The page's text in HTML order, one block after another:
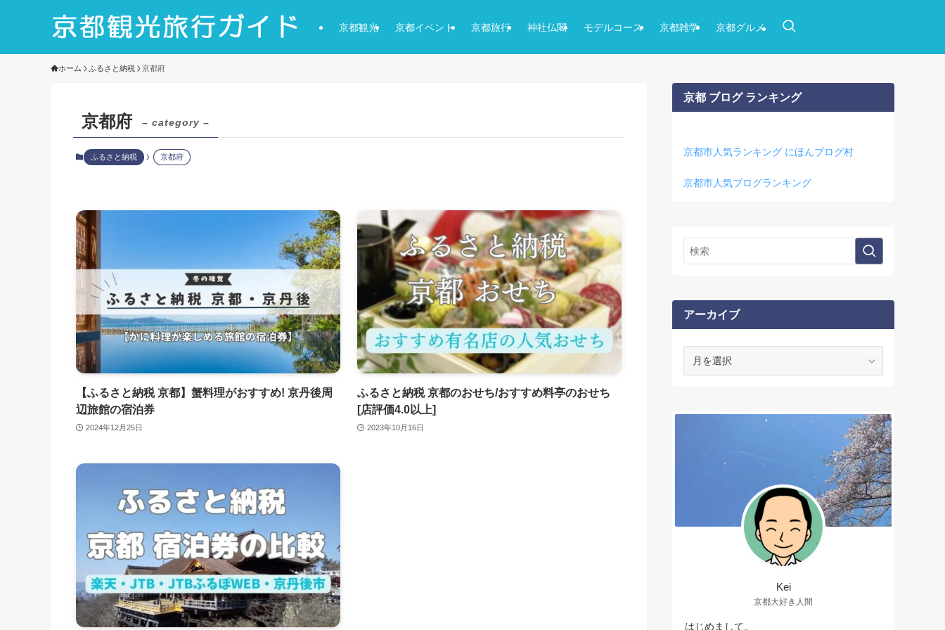
京都観光 京都イベント 京都旅行 神社仏閣 モデルコース 京都雑学 京都グルメ
ホーム ふるさと納税 京都府
京都府 – category –
ふるさと納税 京都府
【ふるさと納税 京都】蟹料理がおすすめ! 京丹後周
辺旅館の宿泊券
2024年12月25日
ふるさと納税 京都のおせち/おすすめ料亭のおせち
[店評価4.0以上]
2023年10月16日
京都 ブログ ランキング
京都市人気ランキング にほんブログ村
京都市人気ブログランキング
アーカイブ
ブ
Kei
京都大好き人間
はじめまして。